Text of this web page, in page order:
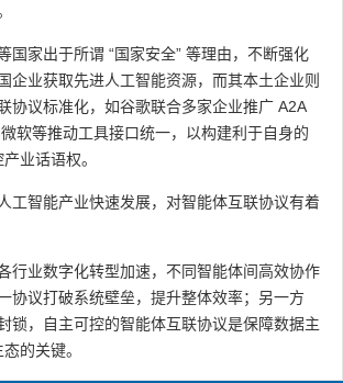
国家出于所谓 “国家安全” 等理由，不断强化
企业获取先进人工智能资源，而其本土企业则
协议标准化，如谷歌联合多家企业推广 A2A
软等推动工具接口统一，以构建利于自身的
业话语权。
工智能产业快速发展，对智能体互联协议有着
行业数字化转型加速，不同智能体间高效协作
协议打破系统壁垒，提升整体效率；另一方
锁，自主可控的智能体互联协议是保障数据主
的关键。